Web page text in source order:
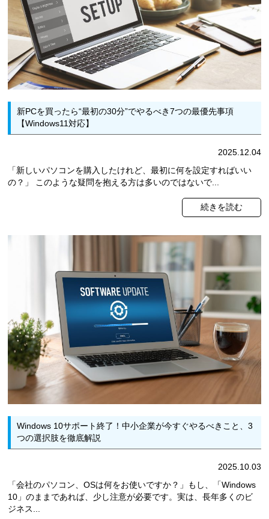
新PCを買ったら“最初の30分”でやるべき7つの最優先事項
【Windows11対応】
2025.12.04
「新しいパソコンを購入したけれど、最初に何を設定すればいい
の？」 このような疑問を抱える方は多いのではないで...
続きを読む
Windows 10サポート終了！中小企業が今すぐやるべきこと、3
つの選択肢を徹底解説
2025.10.03
「会社のパソコン、OSは何をお使いですか？」もし、「Windows
10」のままであれば、少し注意が必要です。実は、長年多くのビ
ジネス...